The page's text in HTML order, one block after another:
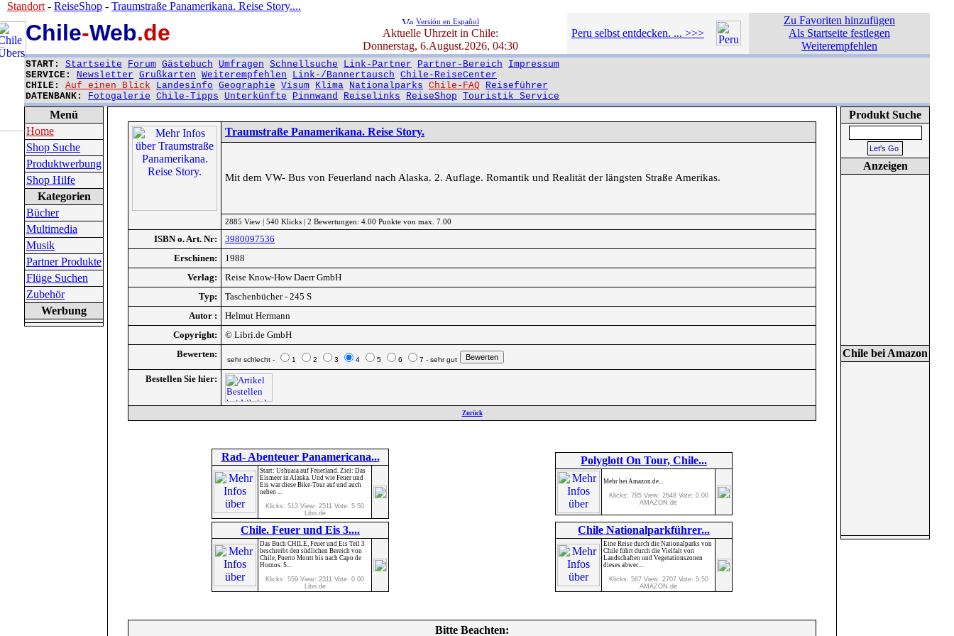
Chile-Web.de Versión en Español
Aktuelle Uhrzeit in Chile:
Donnerstag, 6.August.2026, 04:30
Peru selbst entdecken. ... >>>
Zu Favoriten hinzufügen
Als Startseite festlegen
Weiterempfehlen
START: Startseite Forum Gästebuch Umfragen Schnellsuche Link-Partner Partner-Bereich
Impressum
SERVICE: Newsletter Grußkarten Weiterempfehlen Link-/Bannertausch Chile-ReiseCenter
CHILE: Auf einen Blick Landesinfo Geographie Visum Klima Nationalparks Chile-FAQ Reiseführer
DATENBANK: Fotogalerie Chile-Tipps Unterkünfte Pinnwand Reiselinks ReiseShop Touristik Service
Standort - ReiseShop - Traumstraße Panamerikana. Reise Story....
Menü
Home
Shop Suche
Produktwerbung
Shop Hilfe
Kategorien
Bücher
Multimedia
Musik
Partner Produkte
Flüge Suchen
Zubehör
Werbung
Traumstraße Panamerikana. Reise Story.
Mit dem VW- Bus von Feuerland nach Alaska. 2. Auflage. Romantik und Realität der längsten Straße Amerikas.
2885 View | 540 Klicks | 2 Bewertungen: 4.00 Punkte von max. 7.00
ISBN o. Art. Nr:
3980097536
Erschinen:
1988
Verlag:
Reise Know-How Daerr GmbH
Typ:
Taschenbücher - 245 S
Autor :
Helmut Hermann
Copyright:
© Libri.de GmbH
Bewerten:
sehr schlecht - 1 2 3 4 5 6 7 - sehr gut
Bestellen Sie hier:
Zurück
Rad- Abenteuer Panamericana...
Start: Ushuaia auf Feuerland. Ziel: Das
Eismeer in Alaska. Und wie Feuer und
Eis war diese Bike-Tour auf und auch
neben ...
Klicks: 513 View: 2511 Vote: 5.50
Libri.de
Polyglott On Tour, Chile...
Mehr bei Amazon.de...
Klicks: 785 View: 2648 Vote: 0.00
AMAZON.de
Chile. Feuer und Eis 3....
Das Buch CHILE, Feuer und Eis Teil 3
beschreibt den südlichen Bereich von
Chile, Puerto Montt bis nach Capo de
Hornos. S...
Klicks: 559 View: 2311 Vote: 0.00
Libri.de
Chile Nationalparkführer...
Eine Reise durch die Nationalparks von
Chile führt durch die Vielfalt von
Landschaften und Vegetationszonen
dieses abwec...
Klicks: 587 View: 2707 Vote: 5.50
AMAZON.de
Bitte Beachten:
Produkt Suche
Anzeigen
Chile bei Amazon